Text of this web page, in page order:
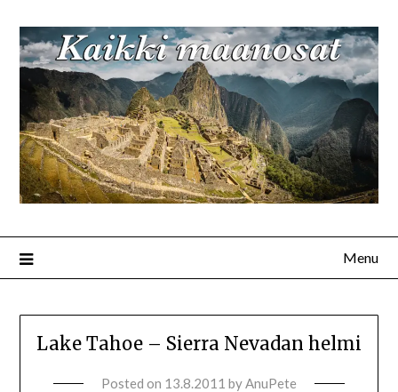
Menu
Lake Tahoe – Sierra Nevadan helmi
Posted on 13.8.2011 byAnuPete